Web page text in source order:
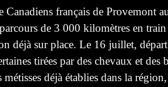
Canadiens français de Provemont
de 3 000 kilomètres en
déjà sur place. Le 16 juillet,
tirées par des chevaux et
déjà établies dans la